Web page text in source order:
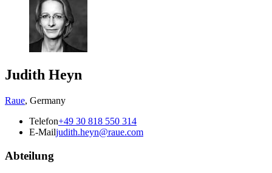
Judith Heyn
Raue, Germany
Telefon+49 30 818 550 314
E-Mailjudith.heyn@raue.com
Abteilung